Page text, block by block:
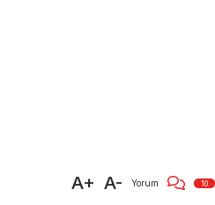
A+ A- Yorum 10